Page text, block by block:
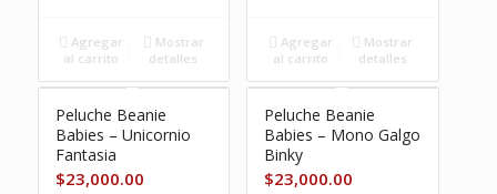
Agregar
al carrito
Mostrar
detalles
Agregar
al carrito
Mostrar
detalles
Peluche Beanie
Babies – Unicornio
Fantasia
$23,000.00
Peluche Beanie
Babies – Mono Galgo
Binky
$23,000.00